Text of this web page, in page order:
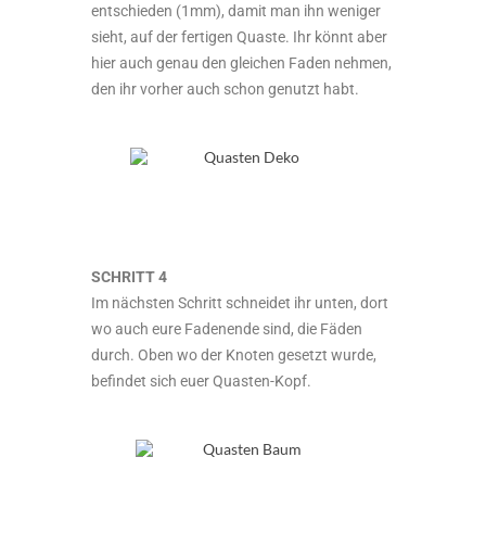
entschieden (1mm), damit man ihn weniger
sieht, auf der fertigen Quaste. Ihr könnt aber
hier auch genau den gleichen Faden nehmen,
den ihr vorher auch schon genutzt habt.
SCHRITT 4
Im nächsten Schritt schneidet ihr unten, dort
wo auch eure Fadenende sind, die Fäden
durch. Oben wo der Knoten gesetzt wurde,
befindet sich euer Quasten-Kopf.